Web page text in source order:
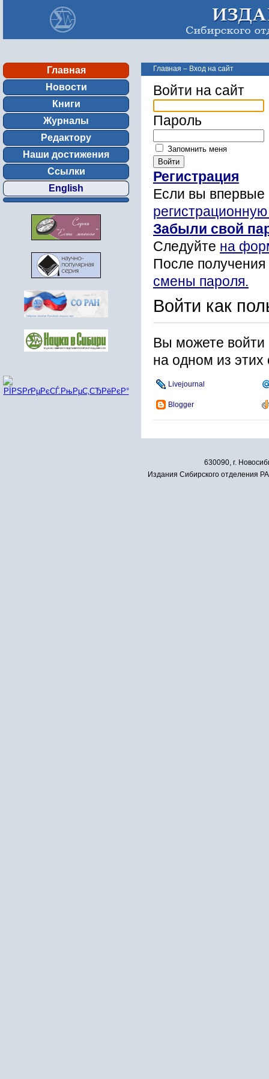
Главная
Новости
Книги
Журналы
Редактору
Наши достижения
Ссылки
English
Главная – Вход на сайт
Войти на сайт
Пароль
Запомнить меня
Регистрация
Если вы впервые
Забыли свой
Следуйте на
После
смены пароля.
Войти как
Вы можете войти
на одном из этих
Livejournal
Blogger
630090, г.
Издания Сибирского отделения